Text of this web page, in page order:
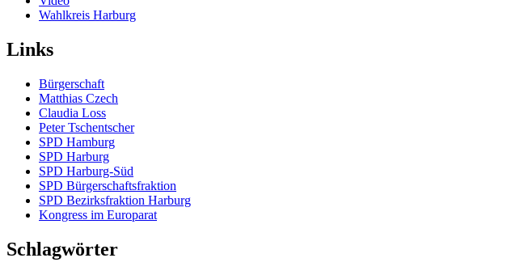
Wahlkreis Harburg
Links
Bürgerschaft
Matthias Czech
Claudia Loss
Peter Tschentscher
SPD Hamburg
SPD Harburg
SPD Harburg-Süd
SPD Bürgerschaftsfraktion
SPD Bezirksfraktion Harburg
Kongress im Europarat
Schlagwörter